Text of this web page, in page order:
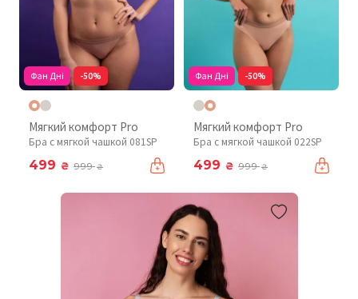
Фан Дні -50%
Мягкий комфорт Pro
Бра с мягкой чашкой 081SP
499 ₴ 999₴
Фан Дні -50%
Мягкий комфорт Pro
Бра с мягкой чашкой 022SP
499 ₴ 999₴